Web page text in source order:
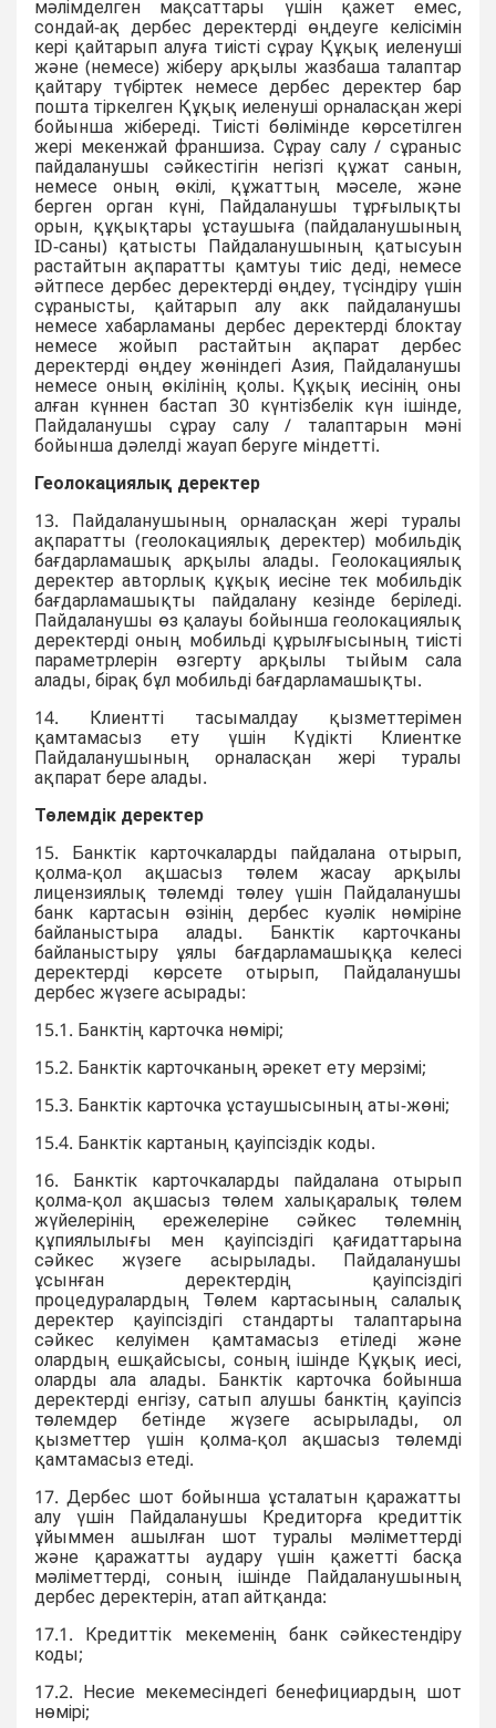
мәлімделген мақсаттары үшін қажет емес,
сондай-ақ дербес деректерді өңдеуге келісімін
кері қайтарып алуға тиісті сұрау Құқық иеленуші
және (немесе) жіберу арқылы жазбаша талаптар
қайтару түбіртек немесе дербес деректер бар
пошта тіркелген Құқық иеленуші орналасқан жері
бойынша жібереді. Тиісті бөлімінде көрсетілген
жері мекенжай франшиза. Сұрау салу / сұраныс
пайдаланушы сәйкестігін негізгі құжат санын,
немесе оның өкілі, құжаттың мәселе, және
берген орган күні, Пайдаланушы тұрғылықты
орын, құқықтары ұстаушыға (пайдаланушының
ID-саны) қатысты Пайдаланушының қатысуын
растайтын ақпаратты қамтуы тиіс деді, немесе
әйтпесе дербес деректерді өңдеу, түсіндіру үшін
сұранысты, қайтарып алу акк пайдаланушы
немесе хабарламаны дербес деректерді блоктау
немесе жойып растайтын ақпарат дербес
деректерді өңдеу жөніндегі Азия, Пайдаланушы
немесе оның өкiлiнiң қолы. Құқық иесінің оны
алған күннен бастап 30 күнтізбелік күн ішінде,
Пайдаланушы сұрау салу / талаптарын мәнi
бойынша дәлелдi жауап беруге мiндеттi.
Геолокациялық деректер
13. Пайдаланушының орналасқан жері туралы
ақпаратты (геолокациялық деректер) мобильдіқ
бағдарламашық арқылы алады. Геолокациялық
деректер авторлық құқық иесіне тек мобильдік
бағдарламашықты пайдалану кезінде беріледі.
Пайдаланушы өз қалауы бойынша геолокациялық
деректерді оның мобильді құрылғысының тиісті
параметрлерін өзгерту арқылы тыйым сала
алады, бірақ бұл мобильді бағдарламашықты.
14. Клиентті тасымалдау қызметтерімен
қамтамасыз ету үшін Күдікті Клиентке
Пайдаланушының орналасқан жері туралы
ақпарат бере алады.
Төлемдік деректер
15. Банктік карточкаларды пайдалана отырып,
қолма-қол ақшасыз төлем жасау арқылы
лицензиялық төлемді төлеу үшін Пайдаланушы
банк картасын өзінің дербес куәлік нөміріне
байланыстыра алады. Банктік карточканы
байланыстыру ұялы бағдарламашыққа келесі
деректерді көрсете отырып, Пайдаланушы
дербес жүзеге асырады:
15.1. Банктің карточка нөмірі;
15.2. Банктік карточканың әрекет ету мерзімі;
15.3. Банктік карточка ұстаушысының аты-жөні;
15.4. Банктік картаның қауіпсіздік коды.
16. Банктік карточкаларды пайдалана отырып
қолма-қол ақшасыз төлем халықаралық төлем
жүйелерінің ережелеріне сәйкес төлемнің
құпиялылығы мен қауіпсіздігі қағидаттарына
сәйкес жүзеге асырылады. Пайдаланушы
ұсынған деректердің қауіпсіздігі
процедуралардың Төлем картасының салалық
деректер қауіпсіздігі стандарты талаптарына
сәйкес келуімен қамтамасыз етіледі және
олардың ешқайсысы, соның ішінде Құқық иесі,
оларды ала алады. Банктік карточка бойынша
деректерді енгізу, сатып алушы банктің қауіпсіз
төлемдер бетінде жүзеге асырылады, ол
қызметтер үшін қолма-қол ақшасыз төлемді
қамтамасыз етеді.
17. Дербес шот бойынша ұсталатын қаражатты
алу үшін Пайдаланушы Кредиторға кредиттік
ұйыммен ашылған шот туралы мәліметтерді
және қаражатты аудару үшін қажетті басқа
мәліметтерді, соның ішінде Пайдаланушының
дербес деректерін, атап айтқанда:
17.1. Кредиттік мекеменің банк сәйкестендіру
коды;
17.2. Несие мекемесіндегі бенефициардың шот
нөмірі;